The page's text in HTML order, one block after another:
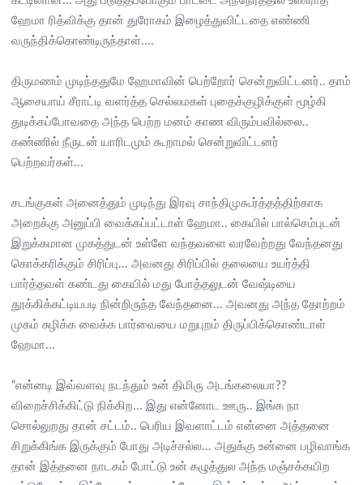
ஹேமா ரித்விக்கு தான் துரோகம் இழைத்துவிட்டதை எண்ணி
வருந்திக்கொண்டிருந்தாள்....
திருமணம் முடிந்ததுமே ஹேமாவின் பெற்றோர் சென்றுவிட்டனர்.. தாம்
ஆசையாய் சீராட்டி வளர்த்த செல்லமகள் புதைக்குழிக்குள் மூழ்கி
துடிக்கப்போவதை அந்த பெற்ற மனம் காண விரும்பவில்லை..
கண்ணில் நீருடன் யாரிடமும் கூறாமல் சென்றுவிட்டனர்
பெற்றவர்கள்...
சடங்குகள் அனைத்தும் முடிந்து இரவு சாந்திமுகூர்த்தத்திற்காக
அறைக்கு அனுப்பி வைக்கப்பட்டாள் ஹேமா.. கையில் பால்செம்புடன்
இறுக்கமான முகத்துடன் உள்ளே வந்தவளை வரவேற்றது வேந்தனது
கொக்கரிக்கும் சிரிப்பு... அவனது சிரிப்பில் தலையை உயர்த்தி
பார்த்தவள் கண்டது கையில் மது போத்தலுடன் வேஷ்டியை
தூக்கிக்கட்டியபடி நின்றிருந்த வேந்தனை... அவனது அந்த தோற்றம்
முகம் சுழிக்க வைக்க பார்வையை மறுபுறம் திருப்பிக்கொண்டாள்
ஹேமா...
“என்னடி இவ்வளவு நடந்தும் உன் திமிரு அடங்கலையா??
விறைச்சிக்கிட்டு நிக்கிற... இது என்னோட ஊரு.. இங்க நா
சொல்லுறது தான் சட்டம்.. பெரிய இவளாட்டம் என்னை அத்தனை
சிறுக்கிங்க இருக்கும் போது அடிச்சல்ல... அதுக்கு உன்னை பழிவாங்க
தான் இத்தனை நாடகம் போட்டு உன் கழுத்துல அந்த மஞ்சக்கயிற